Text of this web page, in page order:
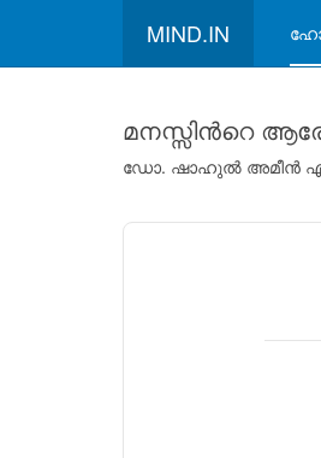
MIND.IN
മനസ്സിന്‍റെ
ഡോ. ഷാഹുല്‍ അമീന്‍